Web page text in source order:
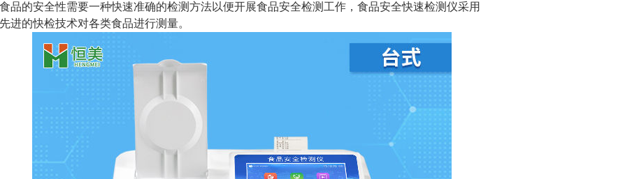
食品的安全性需要一种快速准确的检测方法以便开展食品安全检测工作， 食品安全快速检测仪采用
先进的快检技术对各类食品进行测量。